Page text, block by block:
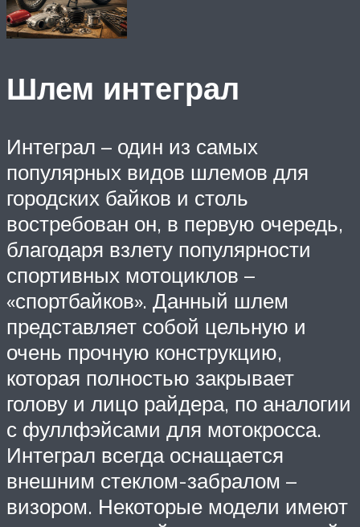
Шлем интеграл
Интеграл – один из самых
популярных видов шлемов для
городских байков и столь
востребован он, в первую очередь,
благодаря взлету популярности
спортивных мотоциклов –
«спортбайков». Данный шлем
представляет собой цельную и
очень прочную конструкцию,
которая полностью закрывает
голову и лицо райдера, по аналогии
с фуллфэйсами для мотокросса.
Интеграл всегда оснащается
внешним стеклом-забралом –
визором. Некоторые модели имеют